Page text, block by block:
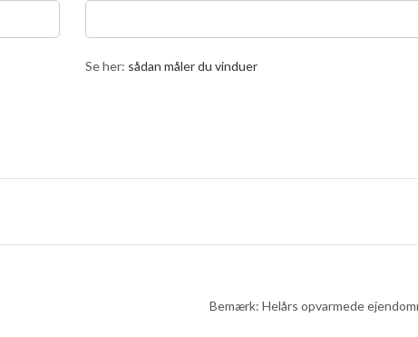
Se her: sådan måler du vinduer
Bemærk: Helårs opvarmede